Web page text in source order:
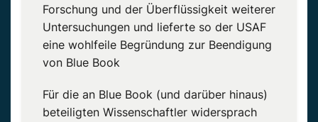
Forschung und der Überflüssigkeit weiterer
Untersuchungen und lieferte so der USAF
eine wohlfeile Begründung zur Beendigung
von Blue Book
Für die an Blue Book (und darüber hinaus)
beteiligten Wissenschaftler widersprach